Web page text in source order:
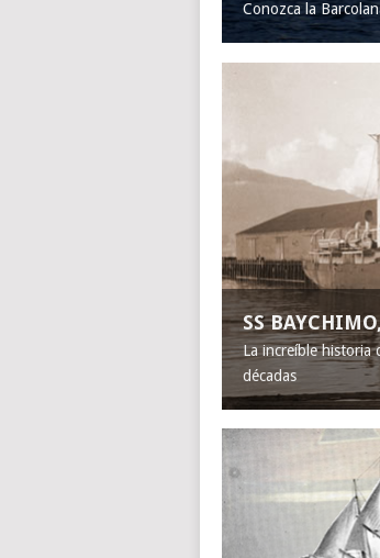
Conozca la
SS
La increíble historia
décadas